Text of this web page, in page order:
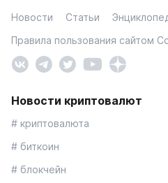
Новости Статьи
Правила пользования сайтом
Новости криптовалют
# криптовалюта
# биткоин
# блокчейн